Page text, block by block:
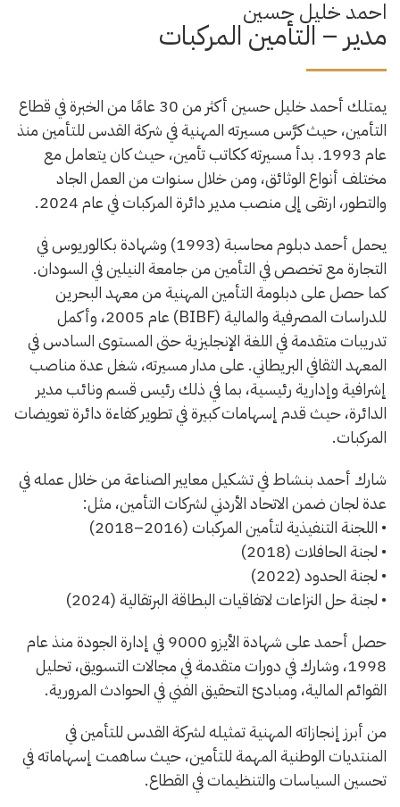
احمد خليل حسين
مدير – التأمين المركبات
يمتلك أحمد خليل حسين أكثر من 30 عامًا من الخبرة في قطاع
التأمين، حيث كرَّس مسيرته المهنية في شركة القدس للتأمين منذ
عام 1993. بدأ مسيرته ككاتب تأمين، حيث كان يتعامل مع
مختلف أنواع الوثائق، ومن خلال سنوات من العمل الجاد
والتطور، ارتقى إلى منصب مدير دائرة المركبات في عام 2024.
يحمل أحمد دبلوم محاسبة (1993) وشهادة بكالوريوس في
التجارة مع تخصص في التأمين من جامعة النيلين في السودان.
كما حصل على دبلومة التأمين المهنية من معهد البحرين
للدراسات المصرفية والمالية (BIBF) عام 2005، وأكمل
تدريبات متقدمة في اللغة الإنجليزية حتى المستوى السادس في
المعهد الثقافي البريطاني. على مدار مسيرته، شغل عدة مناصب
إشرافية وإدارية رئيسية، بما في ذلك رئيس قسم ونائب مدير
الدائرة، حيث قدم إسهامات كبيرة في تطوير كفاءة دائرة تعويضات
المركبات.
شارك أحمد بنشاط في تشكيل معايير الصناعة من خلال عمله في
عدة لجان ضمن الاتحاد الأردني لشركات التأمين، مثل:
• اللجنة التنفيذية لتأمين المركبات (2016–2018)
• لجنة الحافلات (2018)
• لجنة الحدود (2022)
• لجنة حل النزاعات لاتفاقيات البطاقة البرتقالية (2024)
حصل أحمد على شهادة الأيزو 9000 في إدارة الجودة منذ عام
1998، وشارك في دورات متقدمة في مجالات التسويق، تحليل
القوائم المالية، ومبادئ التحقيق الفني في الحوادث المرورية.
من أبرز إنجازاته المهنية تمثيله لشركة القدس للتأمين في
المنتديات الوطنية المهمة للتأمين، حيث ساهمت إسهاماته في
تحسين السياسات والتنظيمات في القطاع.